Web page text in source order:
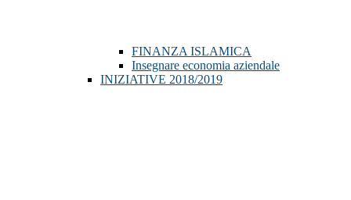
FINANZA ISLAMICA
Insegnare economia aziendale
INIZIATIVE 2018/2019